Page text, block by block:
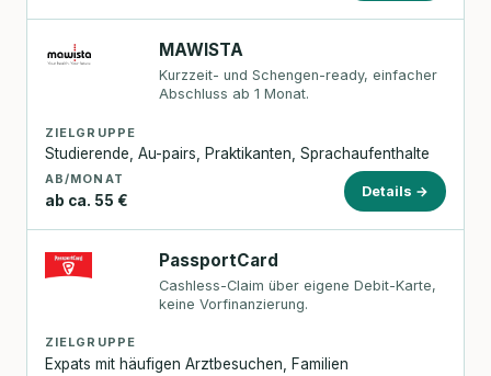
MAWISTA
Kurzzeit- und Schengen-ready, einfacher
Abschluss ab 1 Monat.
ZIELGRUPPE
Studierende, Au-pairs, Praktikanten, Sprachaufenthalte
AB/MONAT
ab ca. 55 €
Details →
PassportCard
Cashless-Claim über eigene Debit-Karte,
keine Vorfinanzierung.
ZIELGRUPPE
Expats mit häufigen Arztbesuchen, Familien